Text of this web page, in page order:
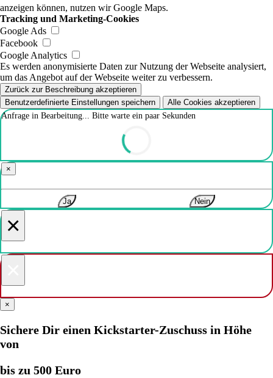
anzeigen können, nutzen wir Google Maps.
Tracking und Marketing-Cookies
Google Ads
Facebook
Google Analytics
Es werden anonymisierte Daten zur Nutzung der Webseite analysiert,
um das Angebot auf der Webseite weiter zu verbessern.
Zurück zur Beschreibung akzeptieren
Benutzerdefinierte Einstellungen speichern
Alle Cookies akzeptieren
Anfrage in Bearbeitung... Bitte warte ein paar Sekunden
×
Ja Nein
×
×
Sichere Dir einen Kickstarter-Zuschuss in Höhe
von
bis zu 500 Euro